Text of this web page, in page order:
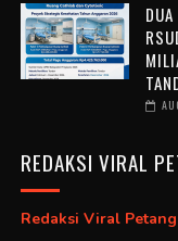
REDAKSI VIRAL
Redaksi Viral Petang